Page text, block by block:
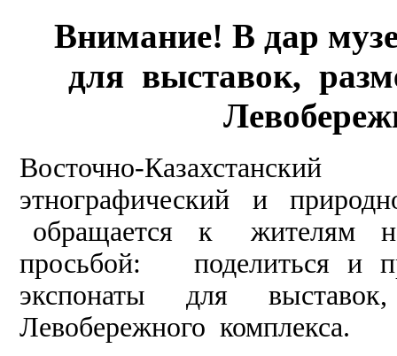
Внимание! В дар
для выставок,
Восточно-
этнографический и
обращается к жителям
просьбой: поделиться
экспонаты для
Левобережного комплекса.